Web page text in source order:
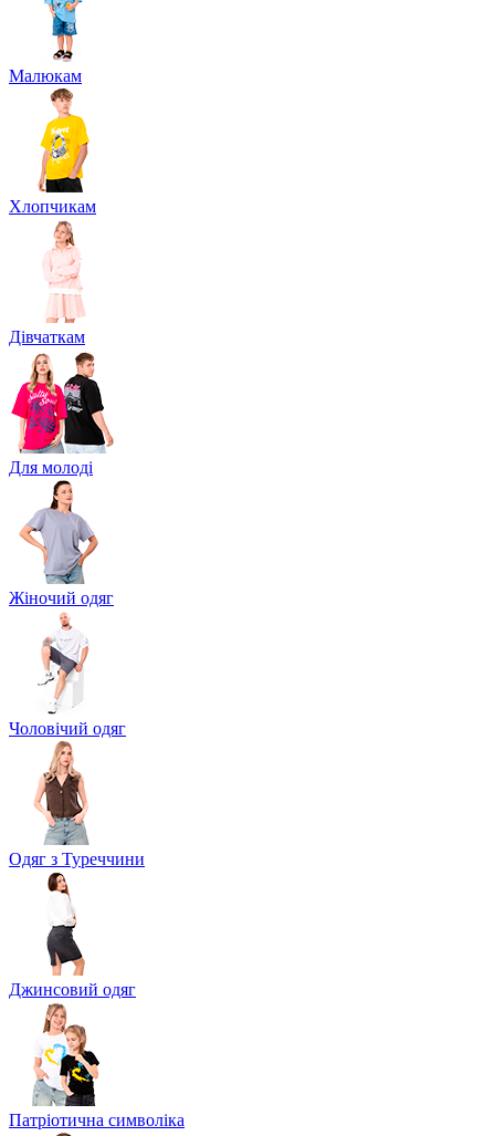
Малюкам
Хлопчикам
Дівчаткам
Для молоді
Жіночий одяг
Чоловічий одяг
Одяг з Туреччини
Джинсовий одяг
Патріотична символіка